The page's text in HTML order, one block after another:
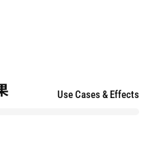
Use Cases & Effects